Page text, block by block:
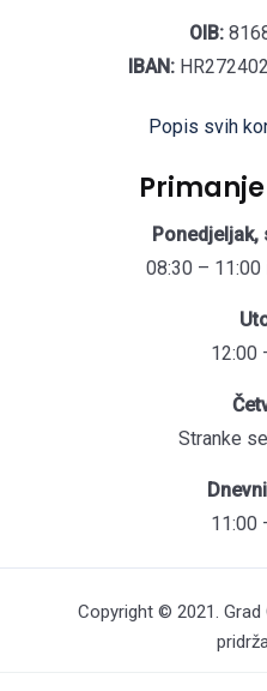
OIB:
IBAN:
Popis svih
Ponedjeljak,
08:30 – 11:00
12:00
Stranke
11:00
Copyright © 2021. Grad